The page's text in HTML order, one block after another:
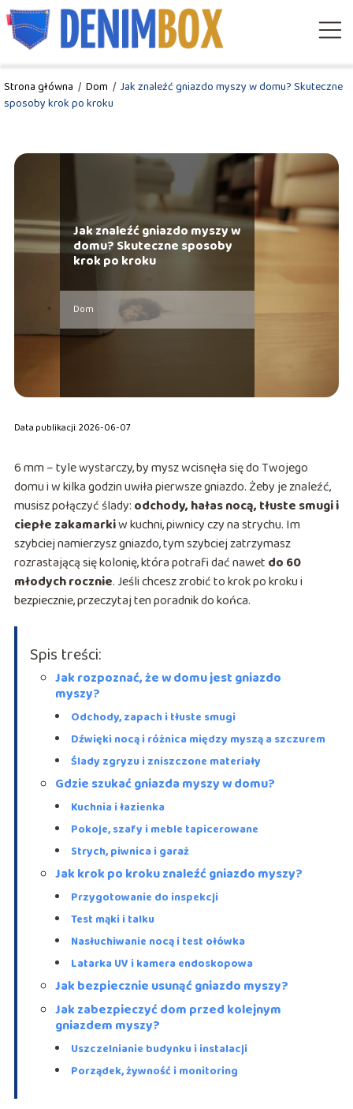
Strona główna / Dom / Jak znaleźć gniazdo myszy w domu? Skuteczne
sposoby krok po kroku
Jak znaleźć gniazdo myszy w
domu? Skuteczne sposoby
krok po kroku
Dom
Data publikacji: 2026-06-07
6 mm – tyle wystarczy, by mysz wcisnęła się do Twojego
domu i w kilka godzin uwiła pierwsze gniazdo. Żeby je znaleźć,
musisz połączyć ślady: odchody, hałas nocą, tłuste smugi i
ciepłe zakamarkiw kuchni, piwnicy czy na strychu. Im
szybciej namierzysz gniazdo, tym szybciej zatrzymasz
rozrastającą się kolonię, która potrafi dać nawet do 60
młodych rocznie. Jeśli chcesz zrobić to krok po kroku i
bezpiecznie, przeczytaj ten poradnik do końca.
Spis treści:
Jak rozpoznać, że w domu jest gniazdo
myszy?
Odchody, zapach i tłuste smugi
Dźwięki nocą i różnica między myszą a szczurem
Ślady zgryzu i zniszczone materiały
Gdzie szukać gniazda myszy w domu?
Kuchnia i łazienka
Pokoje, szafy i meble tapicerowane
Strych, piwnica i garaż
Jak krok po kroku znaleźć gniazdo myszy?
Przygotowanie do inspekcji
Test mąki i talku
Nasłuchiwanie nocą i test ołówka
Latarka UV i kamera endoskopowa
Jak bezpiecznie usunąć gniazdo myszy?
Jak zabezpieczyć dom przed kolejnym
gniazdem myszy?
Uszczelnianie budynku i instalacji
Porządek, żywność i monitoring